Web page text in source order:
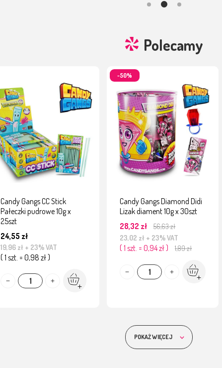
Polecamy
Candy Gangs CC Stick
Pałeczki pudrowe 10g x
25szt
24,55 zł
19,96 zł + 23% VAT
( 1 szt. = 0,98 zł )
Candy Gangs Diamond Didi
Lizak diament 10g x 30szt
28,32 zł
56,63 zł
23,02 zł + 23% VAT
( 1 szt. = 0,94 zł ) 1,89 zł
-50%
POKAŻ WIĘCEJ